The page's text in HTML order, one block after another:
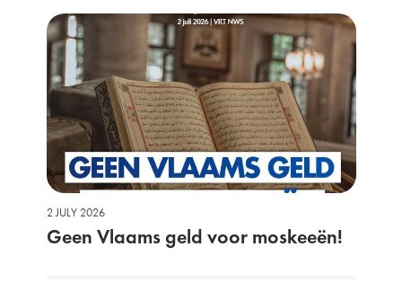
2 JULY 2026
Geen Vlaams geld voor moskeeën!